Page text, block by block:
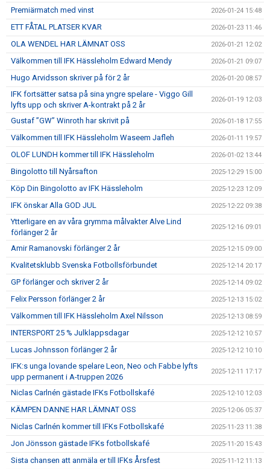
Premiärmatch med vinst 2026-01-24 15:48
ETT FÅTAL PLATSER KVAR 2026-01-23 11:46
OLA WENDEL HAR LÄMNAT OSS 2026-01-21 12:02
Välkommen till IFK Hässleholm Edward Mendy 2026-01-21 09:07
Hugo Arvidsson skriver på för 2 år 2026-01-20 08:57
IFK fortsätter satsa på sina yngre spelare - Viggo Gill
lyfts upp och skriver A-kontrakt på 2 år
2026-01-19 12:03
Gustaf ”GW” Winroth har skrivit på 2026-01-18 17:55
Välkommen till IFK Hässleholm Waseem Jafleh 2026-01-11 19:57
OLOF LUNDH kommer till IFK Hässleholm 2026-01-02 13:44
Bingolotto till Nyårsafton 2025-12-29 15:00
Köp Din Bingolotto av IFK Hässleholm 2025-12-23 12:09
IFK önskar Alla GOD JUL 2025-12-22 09:38
Ytterligare en av våra grymma målvakter Alve Lind
förlänger 2 år
2025-12-16 09:01
Amir Ramanovski förlänger 2 år 2025-12-15 09:00
Kvalitetsklubb Svenska Fotbollsförbundet 2025-12-14 20:17
GP förlänger och skriver 2 år 2025-12-14 09:02
Felix Persson förlänger 2 år 2025-12-13 15:02
Välkommen till IFK Hässleholm Axel Nilsson 2025-12-13 08:59
INTERSPORT 25 % Julklappsdagar 2025-12-12 10:57
Lucas Johnsson förlänger 2 år 2025-12-12 10:10
IFK:s unga lovande spelare Leon, Neo och Fabbe lyfts
upp permanent i A-truppen 2026
2025-12-11 17:17
Niclas Carlnén gästade IFKs Fotbollskafé 2025-12-10 12:03
KÄMPEN DANNE HAR LÄMNAT OSS 2025-12-06 05:37
Niclas Carlnén kommer till IFKs Fotbollskafé 2025-11-23 11:38
Jon Jönsson gästade IFKs fotbollskafé 2025-11-20 15:43
Sista chansen att anmäla er till IFKs Årsfest 2025-11-12 11:13